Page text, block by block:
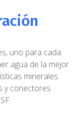
uno para cada
agua de la mejor
minerales.
y conectores